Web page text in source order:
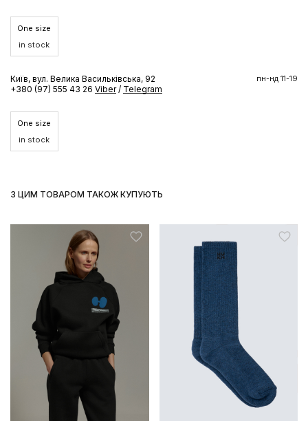
One size
in stock
Київ, вул. Велика Васильківська, 92
+380 (97) 555 43 26 Viber / Telegram
пн-нд 11-19
One size
in stock
З ЦИМ ТОВАРОМ ТАКОЖ КУПУЮТЬ